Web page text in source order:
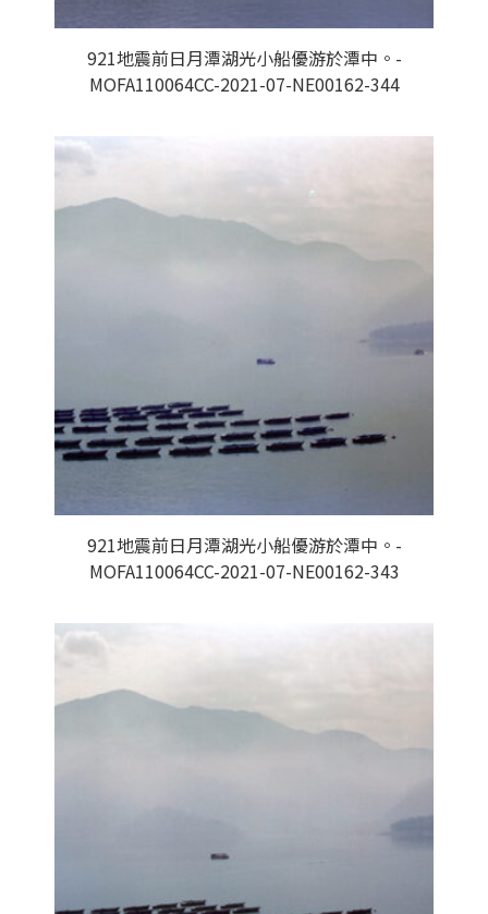
921地震前日月潭湖光小船優游於潭中。-
MOFA110064CC-2021-07-NE00162-344
921地震前日月潭湖光小船優游於潭中。-
MOFA110064CC-2021-07-NE00162-343